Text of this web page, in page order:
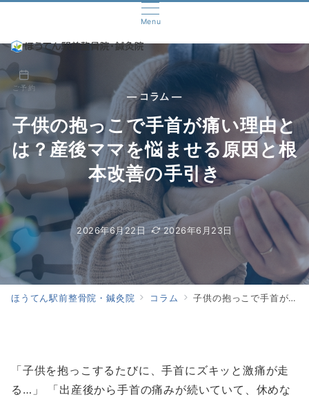
Menu
ご予約
— コラム —
子供の抱っこで手首が痛い理由と
は？産後ママを悩ませる原因と根
本改善の手引き
2026年6月22日 2026年6月23日
ほうてん駅前整骨院・鍼灸院 コラム 子供の抱っこで手首が痛い理由とは？産後ママを悩ませる原因と根本改善の手引き
「子供を抱っこするたびに、手首にズキッと激痛が走
る…」 「出産後から手首の痛みが続いていて、休めな